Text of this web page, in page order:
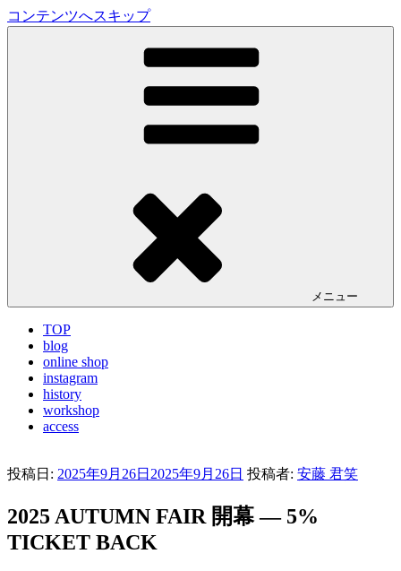
コンテンツへスキップ
LA VILLA ROUGE Blog
メニュー
TOP
blog
online shop
instagram
history
workshop
access
投稿日: 2025年9月26日 2025年9月26日 投稿者: 安藤 君笑
2025 AUTUMN FAIR 開幕 — 5%
TICKET BACK